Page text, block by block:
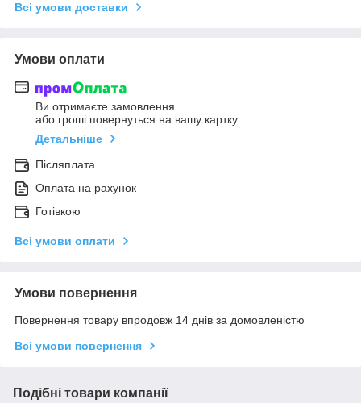
Всі умови доставки
Умови оплати
Ви отримаєте замовлення
або гроші повернуться на вашу картку
Детальніше
Післяплата
Оплата на рахунок
Готівкою
Всі умови оплати
Умови повернення
Повернення товару впродовж 14 днів за домовленістю
Всі умови повернення
Подібні товари компанії